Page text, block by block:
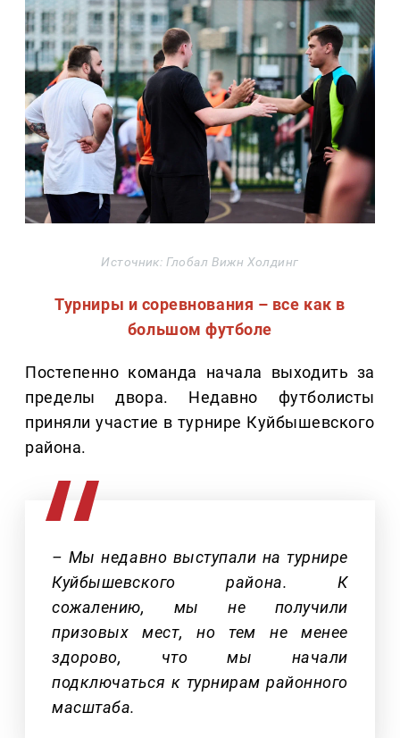
Источник: Глобал Вижн Холдинг
Турниры и соревнования – все как в
большом футболе
Постепенно команда начала выходить за
пределы двора. Недавно футболисты
приняли участие в турнире Куйбышевского
района.
– Мы недавно выступали на турнире
Куйбышевского района. К
сожалению, мы не получили
призовых мест, но тем не менее
здорово, что мы начали
подключаться к турнирам районного
масштаба.